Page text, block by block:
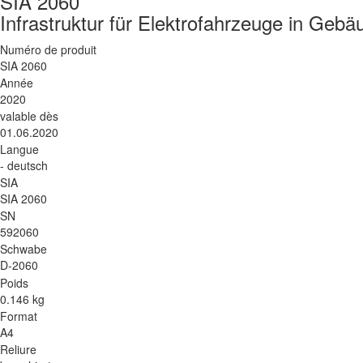
Infrastruktur für Elektrofahrzeuge in
Numéro de produit
SIA 2060
Année
2020
valable dès
01.06.2020
Langue
- deutsch
SIA
SIA 2060
SN
592060
Schwabe
D-2060
Poids
0.146 kg
Format
A4
Reliure